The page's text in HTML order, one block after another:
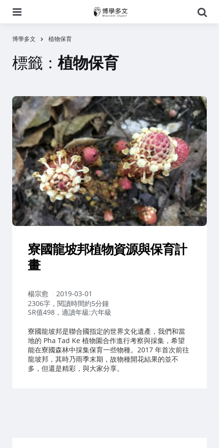
尋
博學多文 植物保育
標籤： 植物保育
寮國龍坡邦植物資源與保育計
畫
作
者：
楊宗愈
2019-03-01
2306字，閱讀時間約5分鐘
SR值498，適讀年級:六年級
寮國龍坡邦是聯合國指定的世界文化遺產，我們和當
地的 Pha Tad Ke 植物園合作進行考察與採集，希望
能在寮國森林中採集保育一些物種。2017 年首次前往
龍坡邦，其時乃雨季末期，故物種開花結果的並不
多，但還是精彩，與大家分享。